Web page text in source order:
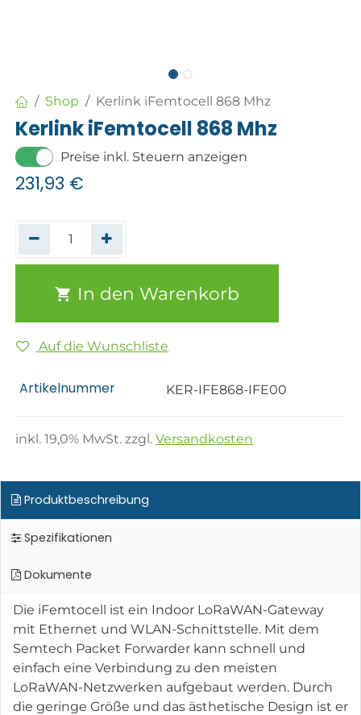
Shop Kerlink iFemtocell 868 Mhz
Kerlink iFemtocell 868 Mhz
Preise inkl. Steuern anzeigen
231,93 €
In den Warenkorb
Auf die Wunschliste
Artikelnummer KER-IFE868-IFE00
inkl.19,0% MwSt. zzgl.Versandkosten
Produktbeschreibung
Spezifikationen
Dokumente
Die iFemtocell ist ein Indoor LoRaWAN-Gateway
mit Ethernet und WLAN-Schnittstelle. Mit dem
Semtech Packet Forwarder kann schnell und
einfach eine Verbindung zu den meisten
LoRaWAN-Netzwerken aufgebaut werden. Durch
die geringe Größe und das ästhetische Design ist er